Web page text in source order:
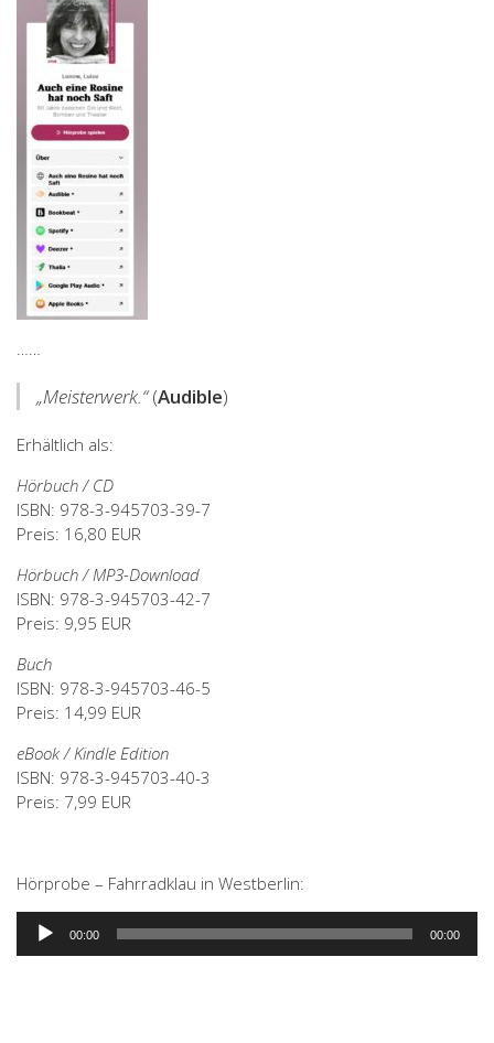
……
„Meisterwerk.“(Audible)
Erhältlich als:
Hörbuch / CD
ISBN: 978-3-945703-39-7
Preis: 16,80 EUR
Hörbuch / MP3-Download
ISBN: 978-3-945703-42-7
Preis: 9,95 EUR
Buch
ISBN: 978-3-945703-46-5
Preis: 14,99 EUR
eBook / Kindle Edition
ISBN: 978-3-945703-40-3
Preis: 7,99 EUR
Hörprobe – Fahrradklau in Westberlin:
Audio-
Player
00:00 00:00